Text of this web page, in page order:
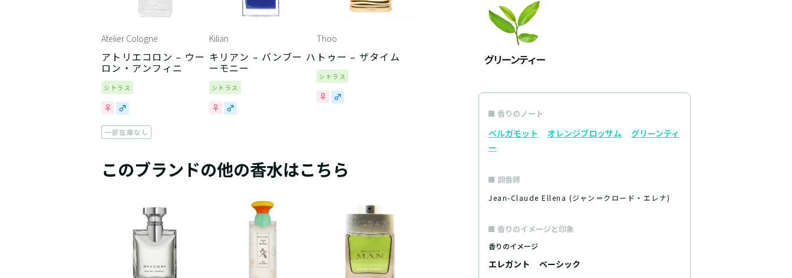
香りのノート
ベルガモット オレンジブロッサム
グリーンティ
ー
調香師
Jean-Claude Ellena (ジャン＝クロード・エレナ)
香りのイメージと印象
香りのイメージ
エレガント ベーシック
Atelier Cologne
アトリエコロン – ウー
ロン・アンフィニ
シトラス
一部在庫なし
Kilian
キリアン – バンブー ハ
ーモニー
シトラス
Thoo
トゥー – ザタイム
シトラス
このブランドの他の香水はこちら